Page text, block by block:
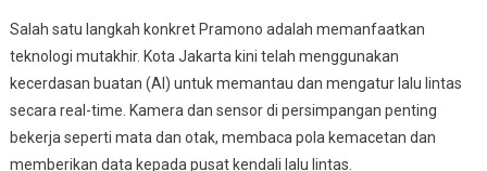
Salah satu langkah konkret Pramono adalah memanfaatkan
teknologi mutakhir. Kota Jakarta kini telah menggunakan
kecerdasan buatan (AI) untuk memantau dan mengatur lalu lintas
secara real-time. Kamera dan sensor di persimpangan penting
bekerja seperti mata dan otak, membaca pola kemacetan dan
memberikan data kepada pusat kendali lalu lintas.